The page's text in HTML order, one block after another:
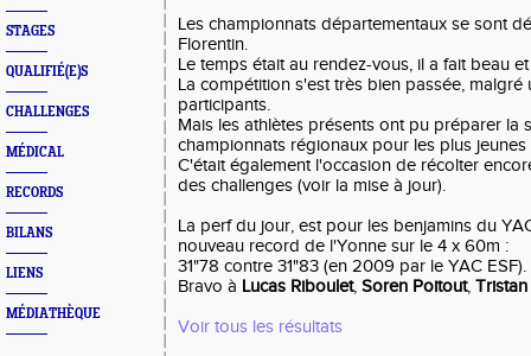
STAGES
QUALIFIÉ(E)S
CHALLENGES
MÉDICAL
RECORDS
BILANS
LIENS
MÉDIATHÈQUE
Les championnats départementaux se sont
Florentin.
Le temps était au rendez-vous, il a fait beau
La compétition s'est très bien passée, malgré
participants.
Mais les athlètes présents ont pu préparer la
championnats régionaux pour les plus
C'était également l'occasion de récolter
des challenges (voir la mise à jour).
La perf du jour, est pour les benjamins du
nouveau record de l'Yonne sur le 4 x 60m :
31"78 contre 31"83 (en 2009 par le YAC ESF).
Bravo à Lucas Riboulet, Soren Poitout,
Voir tous les résultats